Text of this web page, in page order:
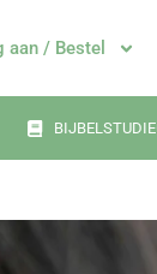
aan / Bestel
BIJBELSTUDIE